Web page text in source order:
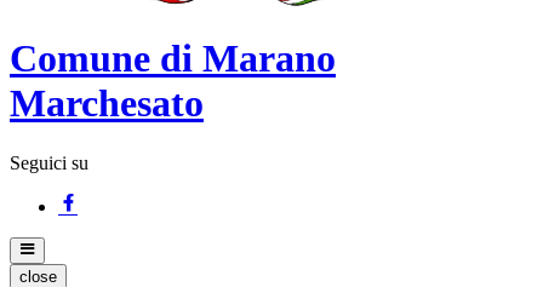
Comune di Marano
Marchesato
Seguici su
close